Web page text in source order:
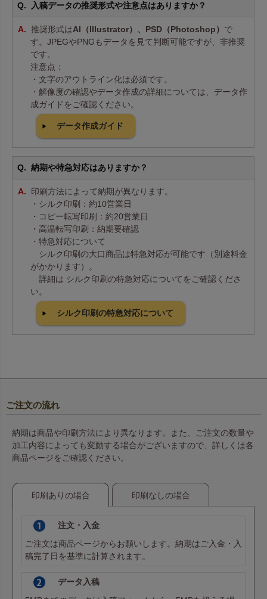
入稿データの推奨形式や注意点はありますか？
推奨形式はAI（Illustrator）、PSD（Photoshop） で
す。JPEGやPNGもデータを見て判断可能ですが、非推奨
です。
注意点：
・文字のアウトライン化は必須です。
・解像度の確認やデータ作成の詳細については、データ作
成ガイドをご確認ください。
データ作成ガイド
納期や特急対応はありますか？
印刷方法によって納期が異なります。
・シルク印刷：約10営業日
・コピー転写印刷：約20営業日
・高温転写印刷：納期要確認
・特急対応について
シルク印刷の大口商品は特急対応が可能です（別途料金
がかかります）。
詳細は シルク印刷の特急対応についてをご確認くださ
い。
シルク印刷の特急対応について
ご注文の流れ
納期は商品や印刷方法により異なります。また、ご注文の数量や
加工内容によっても変動する場合がございますので、詳しくは各
商品ページをご確認ください。
印刷ありの場合 印刷なしの場合
注文・入金
ご注文は商品ページからお願いします。納期はご入金・入
稿完了日を基準に計算されます。
データ入稿